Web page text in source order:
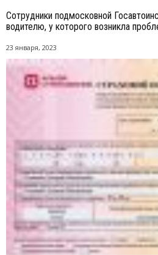
Сотрудники подмосковной
водителю, у которого возникла
23 января, 2023